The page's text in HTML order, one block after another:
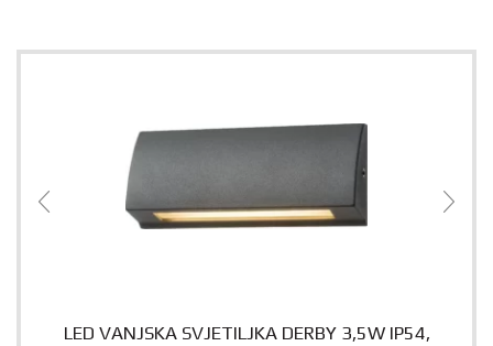
LED VANJSKA SVJETILJKA DERBY 3,5W IP54,